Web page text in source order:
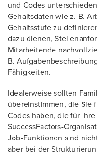
und Codes
Gehaltsdaten wie z. B.
Gehaltsstufe zu
dazu dienen,
Mitarbeitende
B.
Fähigkeiten.
Idealerweise sollten
übereinstimmen, die Sie
Codes haben, die für
SuccessFactors-
Job-Funktionen sind
aber bei der